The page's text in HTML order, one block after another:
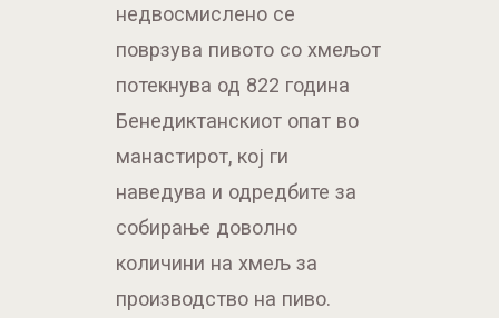
недвосмислено се
поврзува пивото со хмељот
потекнува од 822 година
Бенедиктанскиот опат во
манастирот, кој ги
наведува и одредбите за
собирање доволно
количини на хмељ за
производство на пиво.